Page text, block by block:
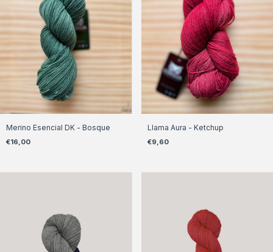
Merino Esencial DK - Bosque
€16,00
Llama Aura - Ketchup
€9,60